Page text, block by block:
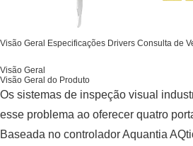
Visão Geral Especificações Drivers Consulta de
Visão Geral
Visão Geral do Produto
Os sistemas de inspeção visual
esse problema ao oferecer quatro
Baseada no controlador Aquantia